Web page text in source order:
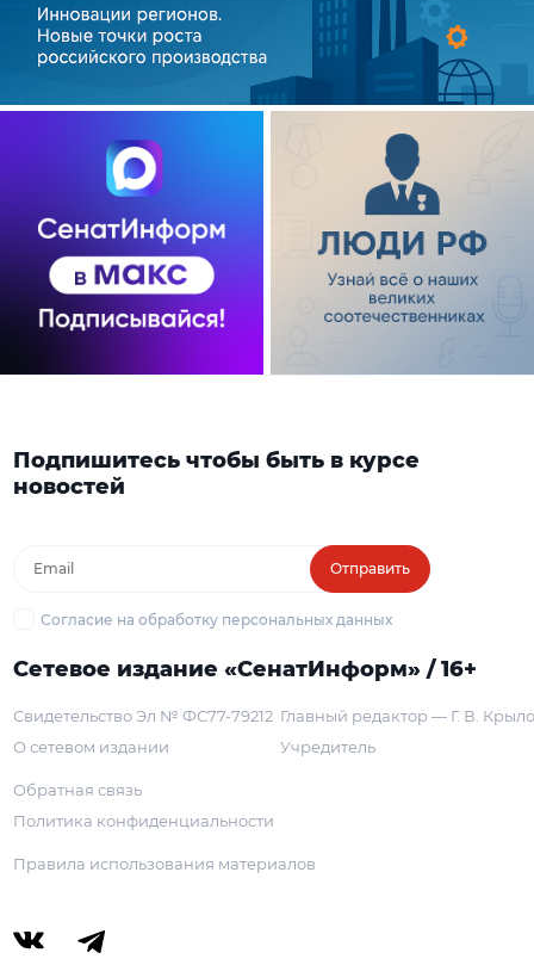
Подпишитесь чтобы быть в курсе
новостей
Отправить
Согласие на обработку персональных данных
Сетевое издание «СенатИнформ» / 16+
Свидетельство Эл № ФС77-79212
О сетевом издании
Главный редактор — Г. В.
Учредитель
Обратная связь
Политика конфиденциальности
Правила использования материалов